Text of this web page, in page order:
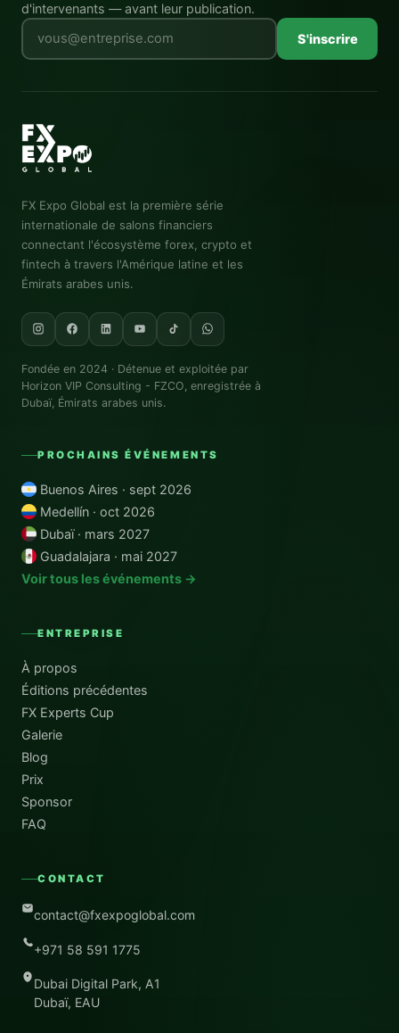
d'intervenants — avant leur publication.
Laissez ce champ vide
S'inscrire
FX Expo Global est la première série
internationale de salons financiers
connectant l'écosystème forex, crypto et
fintech à travers l'Amérique latine et les
Émirats arabes unis.
Fondée en 2024 · Détenue et exploitée par
Horizon VIP Consulting - FZCO , enregistrée à
Dubaï, Émirats arabes unis.
PROCHAINS ÉVÉNEMENTS
Buenos Aires · sept 2026
Medellín · oct 2026
Dubaï · mars 2027
Guadalajara · mai 2027
Voir tous les événements →
ENTREPRISE
À propos
Éditions précédentes
FX Experts Cup
Galerie
Blog
Prix
Sponsor
FAQ
CONTACT
contact@fxexpoglobal.com
+971 58 591 1775
Dubai Digital Park, A1
Dubaï, EAU